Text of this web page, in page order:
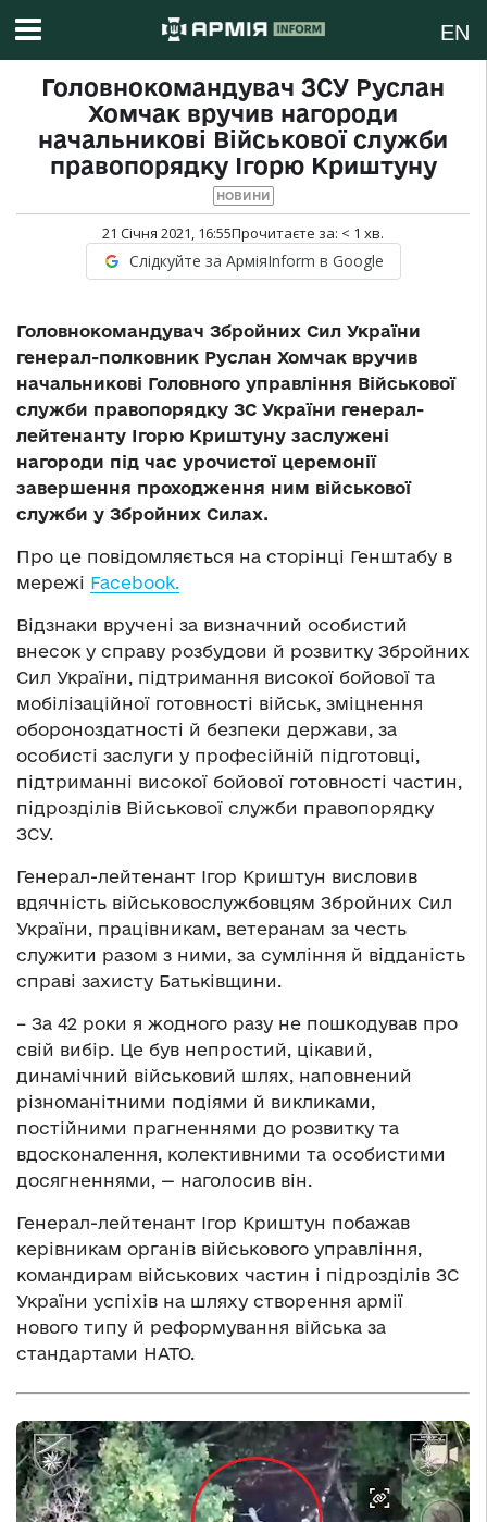
EN
Головнокомандувач ЗСУ Руслан
Хомчак вручив нагороди
начальникові Військової служби
правопорядку Ігорю Криштуну
НОВИНИ
21 Січня 2021, 16:55Прочитаєте за: < 1 хв.
Слідкуйте за АрміяInform в Google
Головнокомандувач Збройних Сил України
генерал-полковник Руслан Хомчак вручив
начальникові Головного управління Військової
служби правопорядку ЗС України генерал-
лейтенанту Ігорю Криштуну заслужені
нагороди під час урочистої церемонії
завершення проходження ним військової
служби у Збройних Силах.
Про це повідомляється на сторінці Генштабу в
мережі Facebook.
Відзнаки вручені за визначний особистий
внесок у справу розбудови й розвитку Збройних
Сил України, підтримання високої бойової та
мобілізаційної готовності військ, зміцнення
обороноздатності й безпеки держави, за
особисті заслуги у професійній підготовці,
підтриманні високої бойової готовності частин,
підрозділів Військової служби правопорядку
ЗСУ.
Генерал-лейтенант Ігор Криштун висловив
вдячність військовослужбовцям Збройних Сил
України, працівникам, ветеранам за честь
служити разом з ними, за сумління й відданість
справі захисту Батьківщини.
– За 42 роки я жодного разу не пошкодував про
свій вибір. Це був непростий, цікавий,
динамічний військовий шлях, наповнений
різноманітними подіями й викликами,
постійними прагненнями до розвитку та
вдосконалення, колективними та особистими
досягненнями, — наголосив він.
Генерал-лейтенант Ігор Криштун побажав
керівникам органів військового управління,
командирам військових частин і підрозділів ЗС
України успіхів на шляху створення армії
нового типу й реформування війська за
стандартами НАТО.